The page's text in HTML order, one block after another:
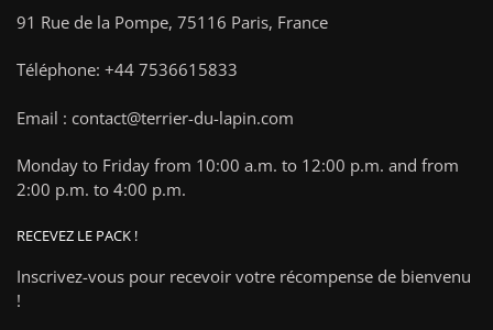
91 Rue de la Pompe, 75116 Paris, France
Téléphone: +44 7536615833
Email : contact@terrier-du-lapin.com
Monday to Friday from 10:00 a.m. to 12:00 p.m. and from
2:00 p.m. to 4:00 p.m.
RECEVEZ LE PACK !
Inscrivez-vous pour recevoir votre récompense de bienvenu
!